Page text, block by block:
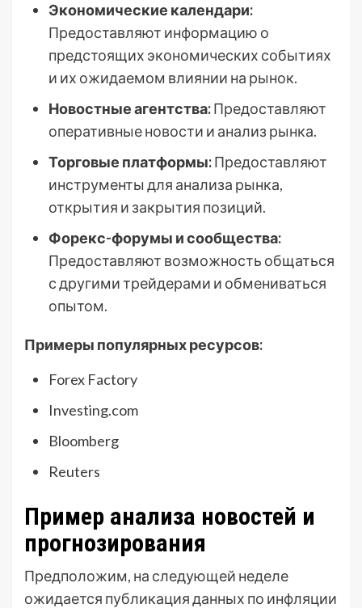
Экономические календари:
Предоставляют информацию о
предстоящих экономических событиях
и их ожидаемом влиянии на рынок.
Новостные агентства:Предоставляют
оперативные новости и анализ рынка.
Торговые платформы:Предоставляют
инструменты для анализа рынка,
открытия и закрытия позиций.
Форекс-форумы и сообщества:
Предоставляют возможность общаться
с другими трейдерами и обмениваться
опытом.
Примеры популярных ресурсов:
Forex Factory
Investing.com
Bloomberg
Reuters
Пример анализа новостей и
прогнозирования
Предположим, на следующей неделе
ожидается публикация данных по инфляции